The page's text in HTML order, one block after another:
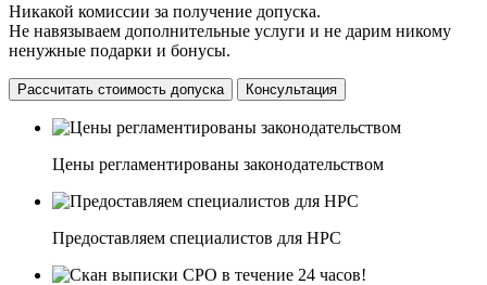
Никакой комиссии за получение допуска.
Не навязываем дополнительные услуги и не дарим никому
ненужные подарки и бонусы.
Рассчитать стоимость допуска Консультация
Цены регламентированы законодательством
Предоставляем специалистов для НРС